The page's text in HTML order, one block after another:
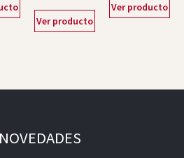
Ver producto
Ver producto